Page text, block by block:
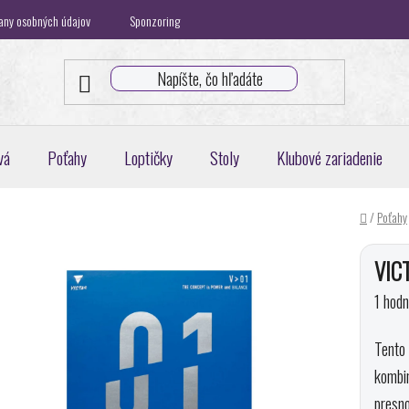
osobných údajov Sponzoring
Poťahy Loptičky Stoly Klubové zariadenie
Domov
/Poťahy
je
1